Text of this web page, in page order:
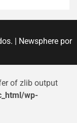
| Newsphere por
of zlib output
wp-